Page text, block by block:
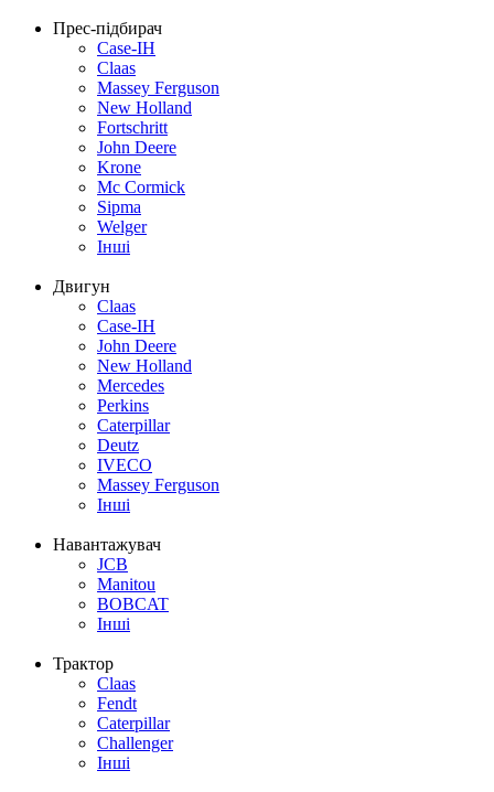
Прес-підбирач
Case-IH
Claas
Massey Ferguson
New Holland
Fortschritt
John Deere
Krone
Mc Cormick
Sipma
Welger
Інші
Двигун
Claas
Case-IH
John Deere
New Holland
Mercedes
Perkins
Caterpillar
Deutz
IVECO
Massey Ferguson
Інші
Навантажувач
JCB
Manitou
BOBCAT
Інші
Трактор
Claas
Fendt
Caterpillar
Challenger
Інші